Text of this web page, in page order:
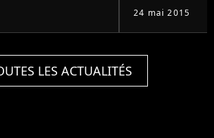
24 mai 2015
LES ACTUALITÉS